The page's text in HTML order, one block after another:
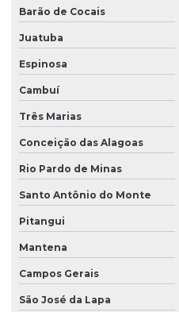
Barão de Cocais
Juatuba
Espinosa
Cambuí
Três Marias
Conceição das Alagoas
Rio Pardo de Minas
Santo Antônio do Monte
Pitangui
Mantena
Campos Gerais
São José da Lapa